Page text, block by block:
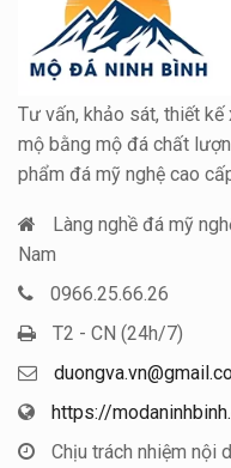
Tư vấn, khảo sát, thiết
mộ bằng mộ đá chất
phẩm đá mỹ nghệ cao
Làng nghề đá mỹ
Nam
0966.25.66.26
T2 - CN (24h/7)
https://
Chịu trách nhiệm nội